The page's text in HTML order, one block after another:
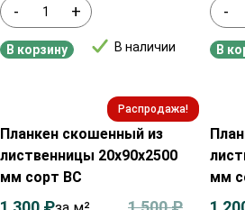
- +
В наличии
В корзину
-
В
Распродажа!
Планкен скошенный из
лиственницы 20х90х2500
мм сорт ВС
мм